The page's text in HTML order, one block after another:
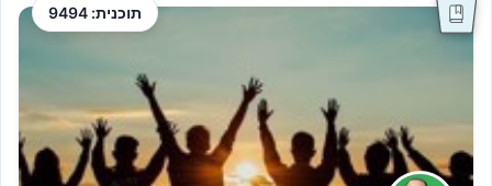
תוכנית: 9494